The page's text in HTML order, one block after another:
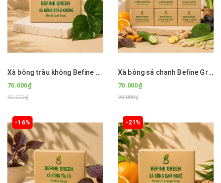
Xà bông trầu không Befine Green
70.000₫
90.000₫
Xà bông sả chanh Befine Green
70.000₫
90.000₫
-16% -21%